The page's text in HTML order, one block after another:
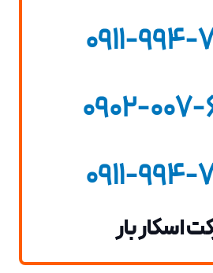
0911-
0902-
0911-
اسکار بار